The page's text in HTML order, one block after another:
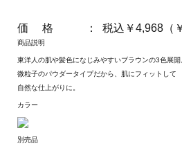
価 格 ： 税込￥4,968（
商品説明
東洋人の肌や髪色になじみやすいブラウンの3色展開
微粒子のパウダータイプだから、肌にフィットして
自然な仕上がりに。
カラー
別売品